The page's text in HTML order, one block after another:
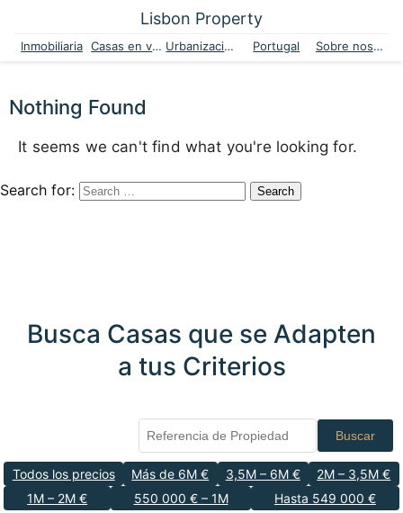
Lisbon Property
Inmobiliaria Casas en venta Urbanizaciones Portugal Sobre nosotros
Nothing Found
It seems we can't find what you're looking for.
Search for:
Busca Casas que se Adapten
a tus Criterios
Buscar
Todos los precios Más de 6M € 3,5M – 6M €
2M – 3,5M €
1M – 2M €
550 000 € – 1M
Hasta 549 000 €